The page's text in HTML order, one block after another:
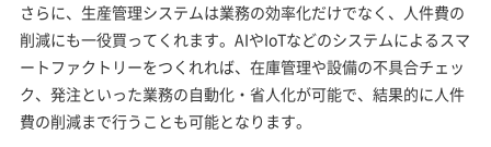
さらに、生産管理システムは業務の効率化だけでなく、人件費の
削減にも一役買ってくれます。AIやIoTなどのシステムによるスマ
ートファクトリーをつくれれば、在庫管理や設備の不具合チェッ
ク、発注といった業務の自動化・省人化が可能で、結果的に人件
費の削減まで行うことも可能となります。